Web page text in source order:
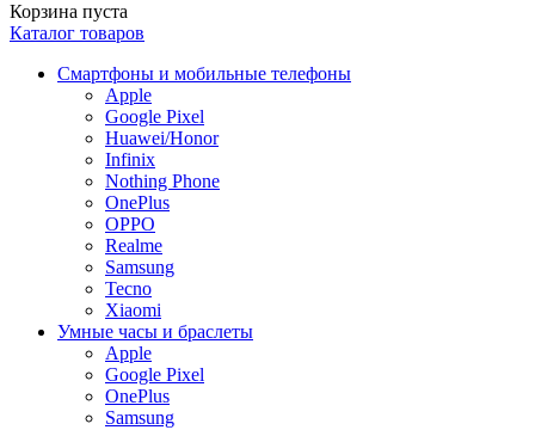
Корзина пуста
Каталог товаров
Смартфоны и мобильные телефоны
Apple
Google Pixel
Huawei/Honor
Infinix
Nothing Phone
OnePlus
OPPO
Realme
Samsung
Tecno
Xiaomi
Умные часы и браслеты
Apple
Google Pixel
OnePlus
Samsung